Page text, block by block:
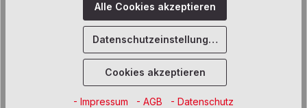
Der Korpus ist weiß, die Farbe der Türe ist wählbar.
Informationen und Hinweise
Alle Cookies akzeptieren
Datenschutzeinstellungen
Cookies akzeptieren
- Impressum - AGB - Datenschutz